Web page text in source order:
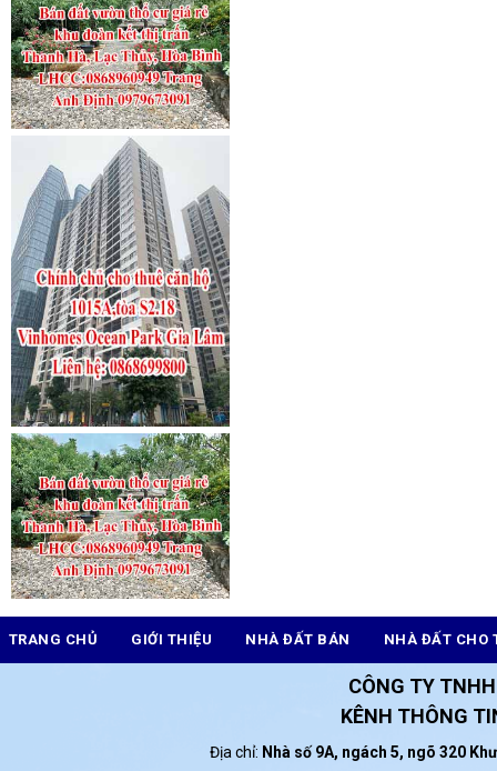
TRANG CHỦ GIỚI THIỆU NHÀ ĐẤT BÁN NHÀ ĐẤT CHO
CÔNG TY
KÊNH THÔNG
Địa chỉ: Nhà số 9A, ngách 5, ngõ 320